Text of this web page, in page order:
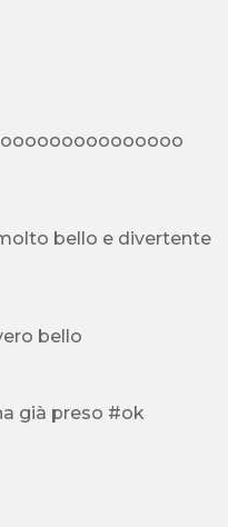
bello e divertente
bello
già preso #ok